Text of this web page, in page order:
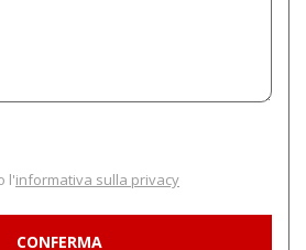
l'informativa sulla privacy